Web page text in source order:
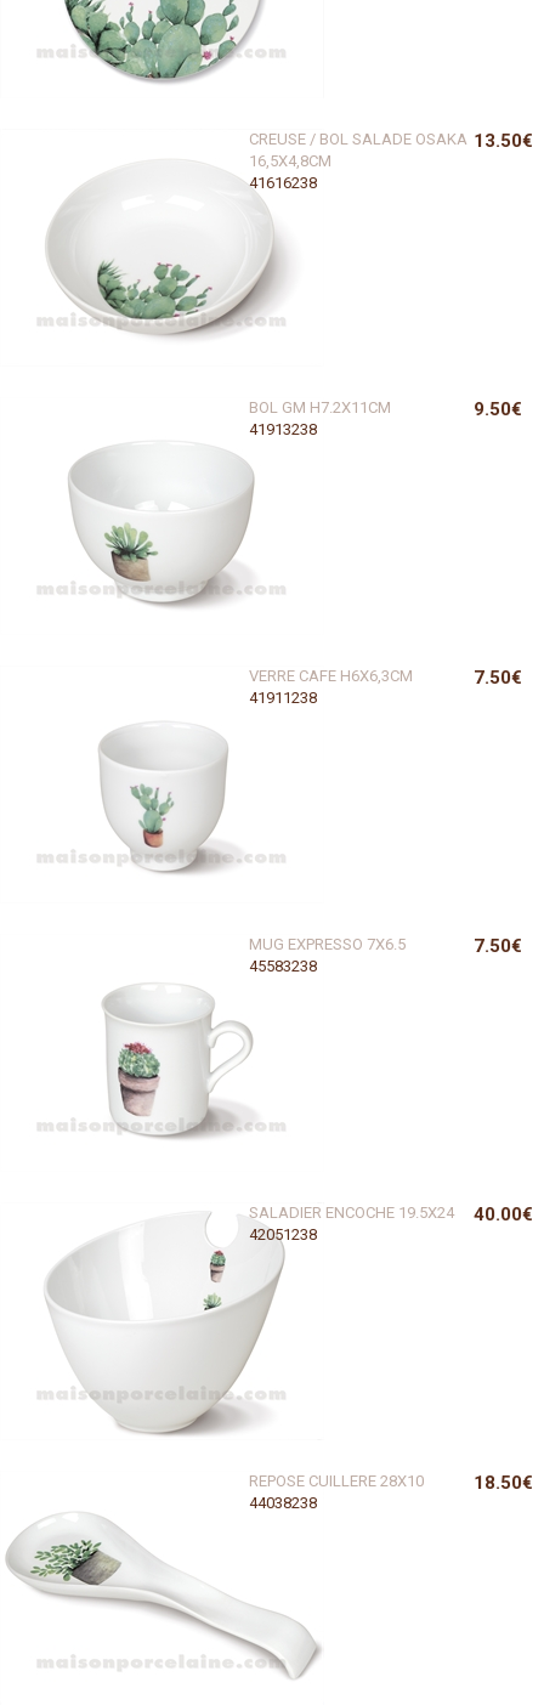
CREUSE / BOL SALADE OSAKA
16,5X4,8CM
41616238
13.50€
BOL GM H7.2X11CM
41913238
9.50€
VERRE CAFE H6X6,3CM
41911238
7.50€
MUG EXPRESSO 7X6.5
45583238
7.50€
SALADIER ENCOCHE 19.5X24
42051238
40.00€
REPOSE CUILLERE 28X10
44038238
18.50€